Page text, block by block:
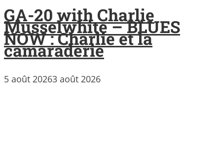
GA-20 with Charlie
Musselwhite – BLUES
NOW : Charlie et la
camaraderie
5 août 20263 août 2026